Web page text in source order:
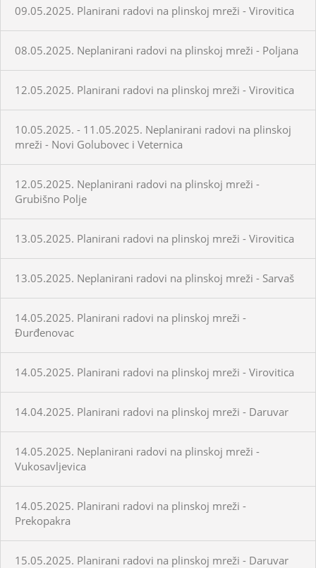
09.05.2025. Planirani radovi na plinskoj mreži - Virovitica
08.05.2025. Neplanirani radovi na plinskoj mreži - Poljana
12.05.2025. Planirani radovi na plinskoj mreži - Virovitica
10.05.2025. - 11.05.2025. Neplanirani radovi na plinskoj
mreži - Novi Golubovec i Veternica
12.05.2025. Neplanirani radovi na plinskoj mreži -
Grubišno Polje
13.05.2025. Planirani radovi na plinskoj mreži - Virovitica
13.05.2025. Neplanirani radovi na plinskoj mreži - Sarvaš
14.05.2025. Planirani radovi na plinskoj mreži -
Đurđenovac
14.05.2025. Planirani radovi na plinskoj mreži - Virovitica
14.04.2025. Planirani radovi na plinskoj mreži - Daruvar
14.05.2025. Neplanirani radovi na plinskoj mreži -
Vukosavljevica
14.05.2025. Planirani radovi na plinskoj mreži -
Prekopakra
15.05.2025. Planirani radovi na plinskoj mreži - Daruvar